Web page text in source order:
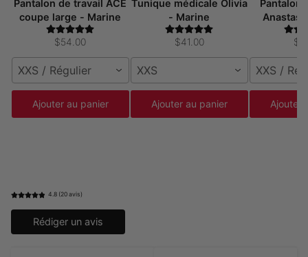
Pantalon de travail ACE
coupe large - Marine
$54.00
XXS / Régulier
Ajouter au panier
Tunique médicale Olivia
- Marine
$41.00
XXS
Ajouter au panier
Pantalon
XXS /
Ajouter
4.8 (20 avis)
Rédiger un avis